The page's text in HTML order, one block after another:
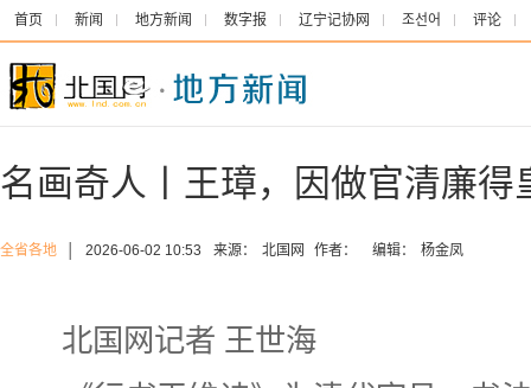
首页 新闻 地方新闻 数字报 辽宁记协网 조선어 评论
名画奇人丨王璋，因做官清廉得
全省各地 2026-06-02 10:53 来源： 北国网 作者： 编辑： 杨金凤
北国网记者 王世海